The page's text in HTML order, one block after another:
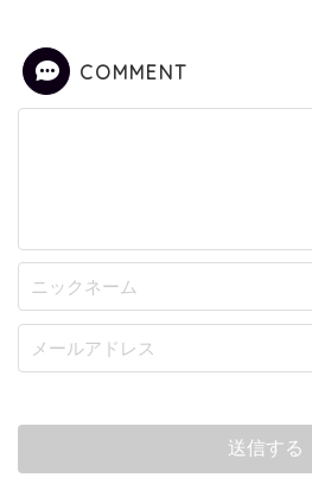
COMMENT